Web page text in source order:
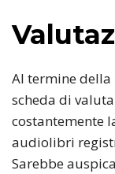
Al termine
scheda di
costantemente
audiolibri
Sarebbe